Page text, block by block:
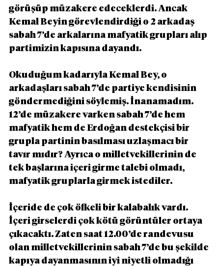
görüşüp müzakere edeceklerdi. Ancak
Kemal Beyin görevlendirdiği o 2 arkadaş
sabah 7’de arkalarına mafyatik grupları alıp
partimizin kapısına dayandı.
Okuduğum kadarıyla Kemal Bey, o
arkadaşları sabah 7’de partiye kendisinin
göndermediğini söylemiş. İnanamadım.
12’de müzakere varken sabah 7’de hem
mafyatik hem de Erdoğan destekçisi bir
grupla partinin basılması uzlaşmacı bir
tavır mıdır? Ayrıca o milletvekillerinin de
tek başlarına içeri girme talebi olmadı,
mafyatik gruplarla girmek istediler.
İçeride de çok öfkeli bir kalabalık vardı.
İçeri girselerdi çok kötü görüntüler ortaya
çıkacaktı. Zaten saat 12.00’de randevusu
olan milletvekillerinin sabah 7’de bu şekilde
kapıya dayanmasının iyi niyetli olmadığı